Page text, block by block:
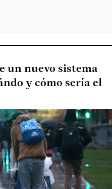
un nuevo sistema
y cómo sería el